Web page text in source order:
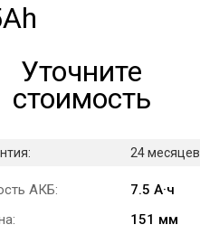
Уточните
стоимость
24 месяцев
АКБ:
7.5 А·ч
151 мм